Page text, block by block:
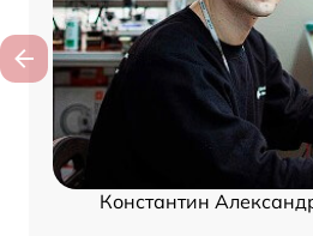
Константин